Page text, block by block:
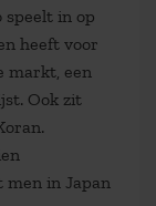
speelt in op
heeft voor
markt, een
Ook zit
men in Japan